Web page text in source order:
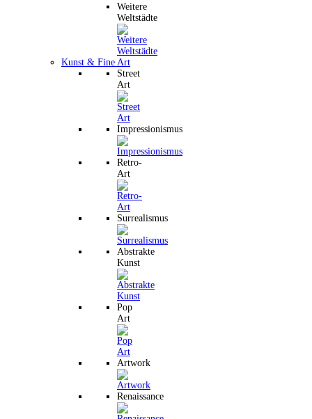
Weitere
Weltstädte
Kunst & Fine Art
Street
Art
Impressionismus
Retro-
Art
Surrealismus
Abstrakte
Kunst
Pop
Art
Artwork
Renaissance